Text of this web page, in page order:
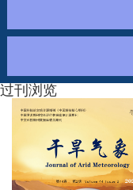
过刊浏览